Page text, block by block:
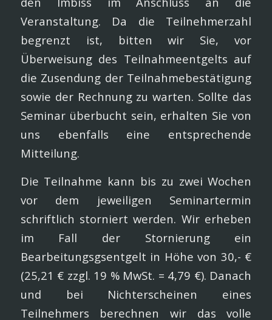
Veranstaltung. Da die Teilnehmerzahl
begrenzt ist, bitten wir Sie, vor
Überweisung des Teilnahmeentgelts auf
die Zusendung der Teilnahmebestätigung
sowie der Rechnung zu war­ten. Sollte das
Seminar überbucht sein, erhalten Sie von
uns eben­falls eine entsprechende
Mitteilung.
Die Teilnahme kann bis zu zwei Wochen
vor dem jeweiligen Se­minartermin
schriftlich storniert werden. Wir erheben
im Fall der Stornierung ein
Bearbeitungsgsentgelt in Höhe von 30,- €
(25,21 € zzgl. 19 % MwSt. = 4,79 €). Danach
und bei Nichterscheinen eines
Teilnehmers berechnen wir das volle